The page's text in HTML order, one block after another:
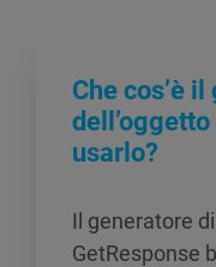
Che cos’è
usarlo?
Il generatore
GetResponse